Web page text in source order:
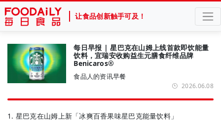
让食品创新触手可及！
每日早报 | 星巴克在山姆上线首款即饮能量
饮料，宜瑞安收购益生元膳食纤维品牌
Benicaros®
食品人的资讯早餐
2026.06.08
1. 星巴克在山姆上新「冰爽百香果味星巴克能量饮料」